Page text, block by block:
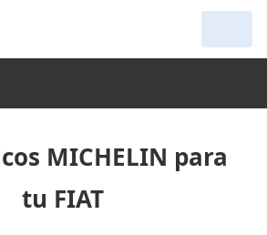
MICHELIN para
tu FIAT